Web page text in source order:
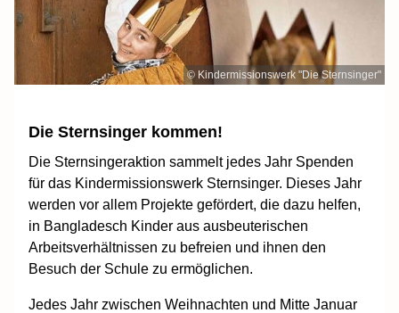
© Kindermissionswerk "Die Sternsinger"
Die Sternsinger kommen!
Die Sternsingeraktion sammelt jedes Jahr Spenden
für das Kindermissionswerk Sternsinger. Dieses Jahr
werden vor allem Projekte gefördert, die dazu helfen,
in Bangladesch Kinder aus ausbeuterischen
Arbeitsverhältnissen zu befreien und ihnen den
Besuch der Schule zu ermöglichen.
Jedes Jahr zwischen Weihnachten und Mitte Januar